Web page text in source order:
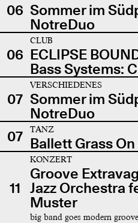
06 Sommer im
NotreDuo
06
CLUB
ECLIPSE
Bass Systems:
07
VERSCHIEDENES
Sommer im
NotreDuo
07
TANZ
Ballett Grass
11
KONZERT
Groove
Jazz Orchestra
Muster
big band goes modern